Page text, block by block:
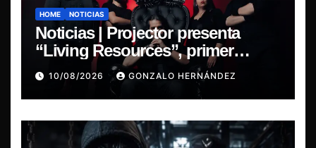
HOME NOTICIAS
Noticias | Projector presenta
“Living Resources”, primer
adelanto de su nuevo álbum
Before the Last Light
10/08/2026 GONZALO HERNÁNDEZ